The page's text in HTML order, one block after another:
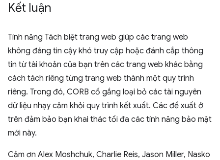
Kết luận
Tính năng Tách biệt trang web giúp các trang web
không đáng tin cậy khó truy cập hoặc đánh cắp thông
tin từ tài khoản của bạn trên các trang web khác bằng
cách tách riêng từng trang web thành một quy trình
riêng. Trong đó, CORB cố gắng loại bỏ các tài nguyên
dữ liệu nhạy cảm khỏi quy trình kết xuất. Các đề xuất ở
trên đảm bảo bạn khai thác tối đa các tính năng bảo mật
mới này.
Cảm ơn Alex Moshchuk, Charlie Reis, Jason Miller, Nasko